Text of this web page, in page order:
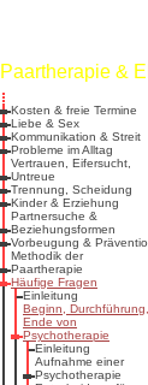
Paartherapie &
Kosten & freie Termine
Liebe & Sex
Kommunikation & Streit
Probleme im Alltag
Vertrauen, Eifersucht,
Untreue
Trennung, Scheidung
Kinder & Erziehung
Partnersuche &
Beziehungsformen
Vorbeugung &
Methodik der
Paartherapie
Häufige Fragen
Einleitung
Beginn, Durchführung,
Ende von
Psychotherapie
Einleitung
Aufnahme einer
Psychotherapie